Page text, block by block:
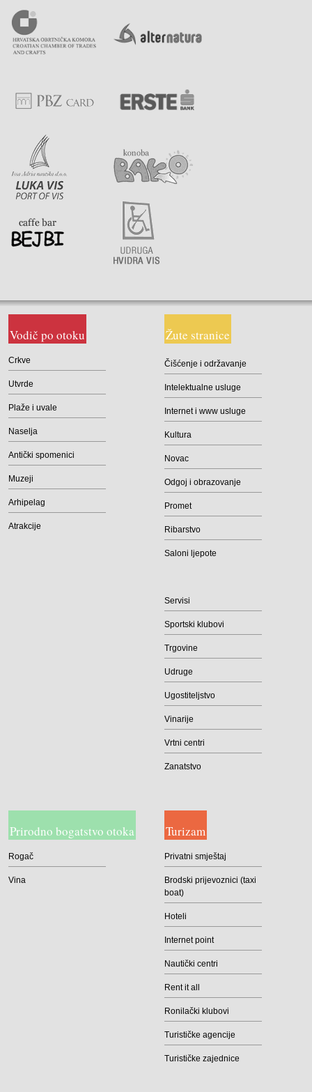
Vodič po otoku
Crkve
Utvrde
Plaže i uvale
Naselja
Antički spomenici
Muzeji
Arhipelag
Atrakcije
Žute stranice
Čišćenje i održavanje
Intelektualne usluge
Internet i www usluge
Kultura
Novac
Odgoj i obrazovanje
Promet
Ribarstvo
Saloni ljepote
Servisi
Sportski klubovi
Trgovine
Udruge
Ugostiteljstvo
Vinarije
Vrtni centri
Zanatstvo
Prirodno bogatstvo otoka
Rogač
Vina
Turizam
Privatni smještaj
Brodski prijevoznici (taxi
boat)
Hoteli
Internet point
Nautički centri
Rent it all
Ronilački klubovi
Turističke agencije
Turističke zajednice